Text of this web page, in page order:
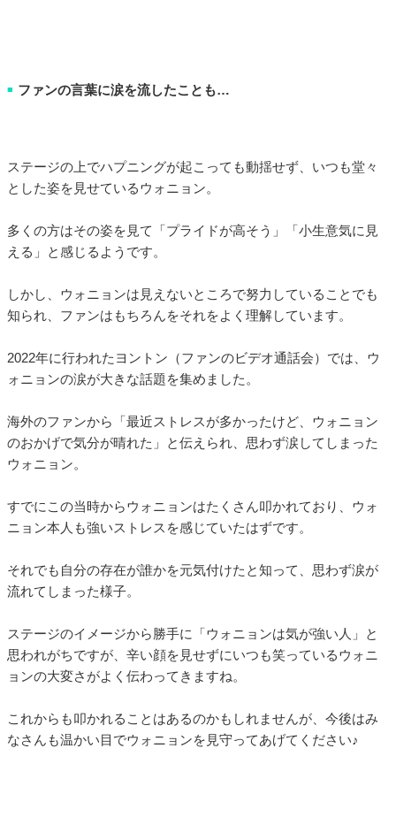
■ ファンの言葉に涙を流したことも…
ステージの上でハプニングが起こっても動揺せず、いつも堂々
とした姿を見せているウォニョン。
多くの方はその姿を見て「プライドが高そう」「小生意気に見
える」と感じるようです。
しかし、ウォニョンは見えないところで努力していることでも
知られ、ファンはもちろんをそれをよく理解しています。
2022年に行われたヨントン（ファンのビデオ通話会）では、ウ
ォニョンの涙が大きな話題を集めました。
海外のファンから「最近ストレスが多かったけど、ウォニョン
のおかげで気分が晴れた」と伝えられ、思わず涙してしまった
ウォニョン。
すでにこの当時からウォニョンはたくさん叩かれており、ウォ
ニョン本人も強いストレスを感じていたはずです。
それでも自分の存在が誰かを元気付けたと知って、思わず涙が
流れてしまった様子。
ステージのイメージから勝手に「ウォニョンは気が強い人」と
思われがちですが、辛い顔を見せずにいつも笑っているウォニ
ョンの大変さがよく伝わってきますね。
これからも叩かれることはあるのかもしれませんが、今後はみ
なさんも温かい目でウォニョンを見守ってあげてください♪